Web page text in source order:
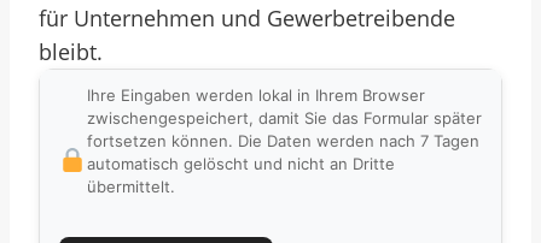
für Unternehmen und Gewerbetreibende
bleibt.
Ihre Eingaben werden lokal in Ihrem Browser
zwischengespeichert, damit Sie das Formular später
fortsetzen können. Die Daten werden nach 7 Tagen
automatisch gelöscht und nicht an Dritte
übermittelt.